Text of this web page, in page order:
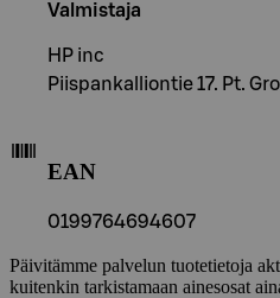
Valmistaja
HP inc
Piispankalliontie 17. Pt.
EAN
0199764694607
Päivitämme palvelun tuotetietoja
kuitenkin tarkistamaan ainesosat